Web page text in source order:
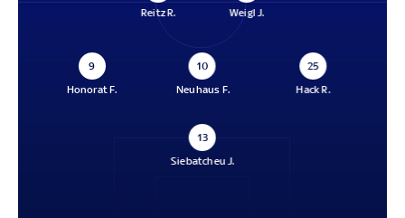
Reitz R.
Weigl J.
9
Honorat F.
10
Neuhaus F.
25
Hack R.
13
Siebatcheu J.